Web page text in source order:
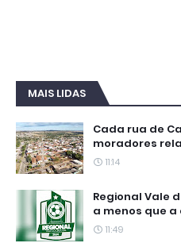
MAIS LIDAS
Cada rua de
moradores
11:14
Regional Vale
a menos que a
11:49